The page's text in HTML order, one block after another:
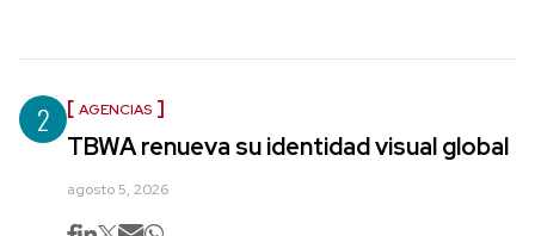
2 AGENCIAS
TBWA renueva su identidad visual global
agosto 5, 2026